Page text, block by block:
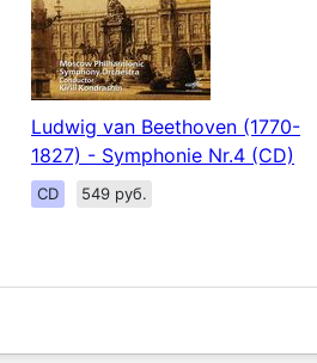
Ludwig van Beethoven (1770-
1827) - Symphonie Nr.4 (CD)
CD 549 руб.